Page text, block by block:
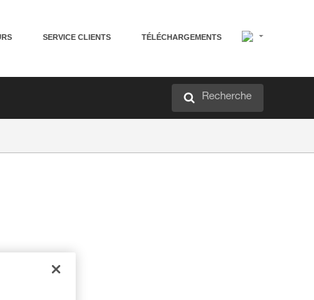
SERVICE CLIENTS TÉLÉCHARGEMENTS
Recherche